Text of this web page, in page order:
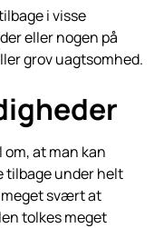
i visse
eller nogen på
grov uagtsomhed.
at man kan
tilbage under helt
svært at
tolkes meget